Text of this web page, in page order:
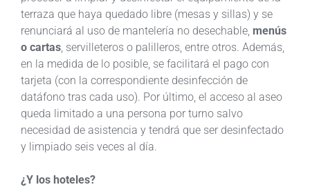
terraza que haya quedado libre (mesas y sillas) y se
renunciará al uso de mantelería no desechable, menús
o cartas , servilleteros o palilleros, entre otros. Además,
en la medida de lo posible, se facilitará el pago con
tarjeta (con la correspondiente desinfección de
datáfono tras cada uso). Por último, el acceso al aseo
queda limitado a una persona por turno salvo
necesidad de asistencia y tendrá que ser desinfectado
y limpiado seis veces al día.
¿Y los hoteles?